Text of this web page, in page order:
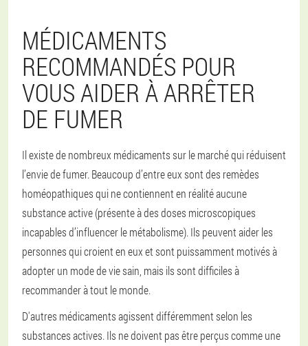
MÉDICAMENTS
RECOMMANDÉS POUR
VOUS AIDER À ARRÊTER
DE FUMER
Il existe de nombreux médicaments sur le marché qui réduisent
l’envie de fumer. Beaucoup d’entre eux sont des remèdes
homéopathiques qui ne contiennent en réalité aucune
substance active (présente à des doses microscopiques
incapables d’influencer le métabolisme). Ils peuvent aider les
personnes qui croient en eux et sont puissamment motivés à
adopter un mode de vie sain, mais ils sont difficiles à
recommander à tout le monde.
D'autres médicaments agissent différemment selon les
substances actives. Ils ne doivent pas être perçus comme une